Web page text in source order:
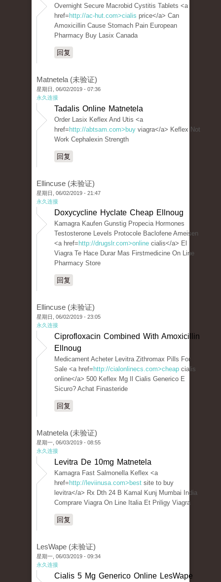
Overnight Secure Macrobid Cystitis Tablets <a
href= http://ac-hut.com>cialis price</a> Can
Amoxicillin Cause Stomach Pain European
Pharmacy Buy Lasix Canada
回复
Matnetela (未验证)
星期日, 06/02/2019 - 07:36
永久连接
Tadalis Online Matnetela
Order Lasix Keflex And Utis <a
href= http://abtsam.com>buy viagra</a> Keflex Not
Work Cephalexin Strength
回复
Ellincuse (未验证)
星期日, 06/02/2019 - 21:47
永久连接
Doxycycline Hyclate Cheap Ellnoug
Kamagra Kaufen Gunstig Propecia Hormones
Testosterone Levels Protocole Baclofene Ameisen
<a href= http://drugslr.com>online cialis</a> El
Viagra Te Hace Durar Mas Firstmedicine On Line
Pharmacy Store
回复
Ellincuse (未验证)
星期日, 06/02/2019 - 23:05
永久连接
Ciprofloxacin Combined With Amoxicillin
Ellnoug
Medicament Acheter Levitra Zithromax Pills For
Sale <a href= http://cialonlinecs.com>cheap cialis
online</a> 500 Keflex Mg Il Cialis Generico E
Sicuro? Achat Finasteride
回复
Matnetela (未验证)
星期一, 06/03/2019 - 08:55
永久连接
Levitra De 10mg Matnetela
Kamagra Fast Salmonella Keflex <a
href= http://leviinusa.com>best site to buy
levitra</a> Rx Dth 24 B Kamal Kunj Mumbai India
Comprare Viagra On Line Italia Et Priligy Viagra
回复
LesWape (未验证)
星期一, 06/03/2019 - 09:34
永久连接
Cialis 5 Mg Generico Online LesWape